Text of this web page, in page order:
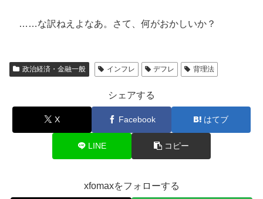
……な訳ねえよなあ。さて、何がおかしいか？
政治経済・金融一般 インフレ デフレ 背理法
シェアする
X Facebook はてブ
LINE コピー
xfomaxをフォローする